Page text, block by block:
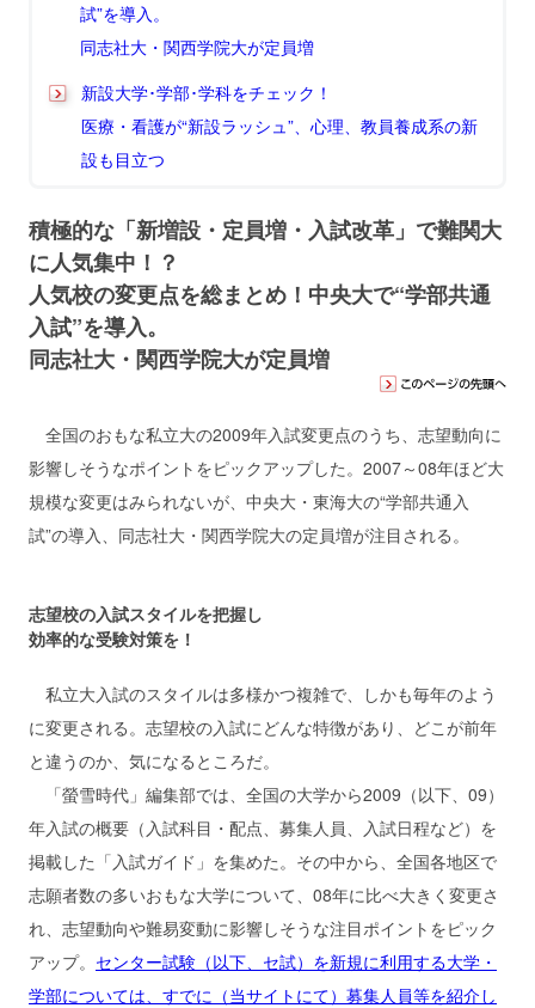
試”を導入。
同志社大・関西学院大が定員増
新設大学･学部･学科をチェック！
医療・看護が“新設ラッシュ”、心理、教員養成系の新
設も目立つ
積極的な「新増設・定員増・入試改革」で難関大
に人気集中！？
人気校の変更点を総まとめ！中央大で“学部共通
入試”を導入。
同志社大・関西学院大が定員増
全国のおもな私立大の2009年入試変更点のうち、志望動向に
影響しそうなポイントをピックアップした。2007～08年ほど大
規模な変更はみられないが、中央大・東海大の“学部共通入
試”の導入、同志社大・関西学院大の定員増が注目される。
志望校の入試スタイルを把握し
効率的な受験対策を！
私立大入試のスタイルは多様かつ複雑で、しかも毎年のよう
に変更される。志望校の入試にどんな特徴があり、どこが前年
と違うのか、気になるところだ。
「螢雪時代」編集部では、全国の大学から2009（以下、09）
年入試の概要（入試科目・配点、募集人員、入試日程など）を
掲載した「入試ガイド」を集めた。その中から、全国各地区で
志願者数の多いおもな大学について、08年に比べ大きく変更さ
れ、志望動向や難易変動に影響しそうな注目ポイントをピック
アップ。 センター試験（以下、セ試）を新規に利用する大学・
学部については、すでに（当サイトにて）募集人員等を紹介し